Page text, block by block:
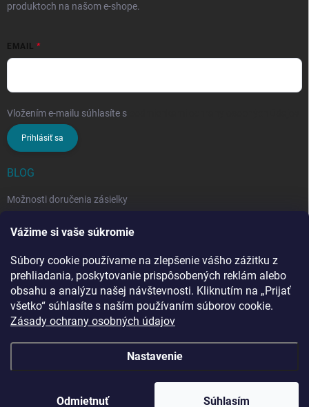
Vážime si vaše súkromie
Súbory cookie používame na zlepšenie vášho zážitku z
prehliadania, poskytovanie prispôsobených reklám alebo
obsahu a analýzu našej návštevnosti. Kliknutím na „Prijať
všetko“ súhlasíte s naším používaním súborov cookie.
Zásady ochrany osobných údajov
Nastavenie
Odmietnuť Súhlasím
produktoch na našom e-shope.
EMAIL
Vložením e-mailu súhlasíte s
Prihlásiť sa
BLOG
Možnosti doručenia zásielky
vybrať?
Stropný sušiak bielizne na balkón: prečo si ho zvoliť? Týchto 7
benefitov si budete chváliť
. Všetky práva vyhradené.Upraviť nastavenie